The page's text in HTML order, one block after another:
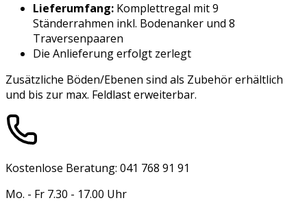
Lieferumfang: Komplettregal mit 9
Ständerrahmen inkl. Bodenanker und 8
Traversenpaaren
Die Anlieferung erfolgt zerlegt
Zusätzliche Böden/Ebenen sind als Zubehör erhältlich
und bis zur max. Feldlast erweiterbar.
Kostenlose Beratung: 041 768 91 91
Mo. - Fr 7.30 - 17.00 Uhr